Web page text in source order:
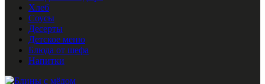
Хлеб
Соусы
Десерты
Детское меню
Блюда от шефа
Напитки